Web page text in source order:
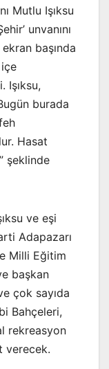
Mutlu Işıksu
unvanını
başında
Işıksu,
burada
Hasat
şeklinde
ve eşi
Adapazarı
Milli Eğitim
başkan
çok sayıda
Bahçeleri,
rekreasyon
verecek.